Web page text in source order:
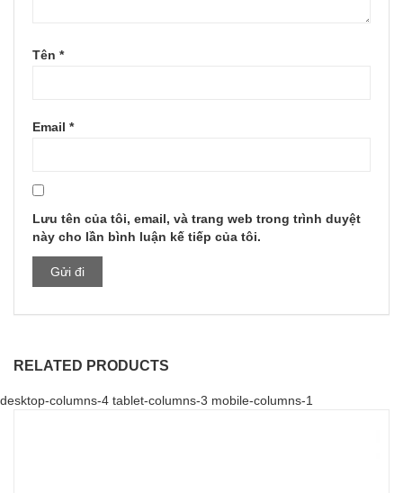
Tên *
Email *
Lưu tên của tôi, email, và trang web trong trình duyệt
này cho lần bình luận kế tiếp của tôi.
RELATED PRODUCTS
desktop-columns-4 tablet-columns-3 mobile-columns-1